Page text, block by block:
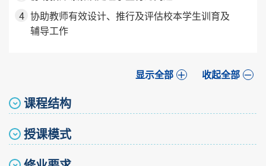
协助教师有效设计、推行及评估校本学生训育及
辅导工作
显示全部 收起全部
课程结构
授课模式